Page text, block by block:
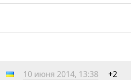
10 июня 2014, 13:38
+2